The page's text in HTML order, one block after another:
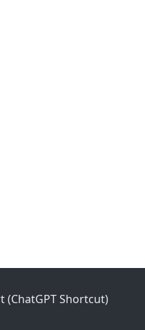
(ChatGPT Shortcut)